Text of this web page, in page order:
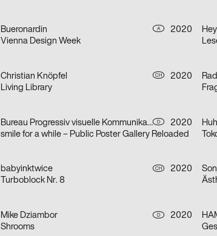
Bueronardin A
2020
Vienna Design Week
Christian Knöpfel CH
2020
Living Library
Bureau Progressiv visuelle Kommunikation D
2020
smile for a while – Public Poster Gallery Reloaded
babyinktwice CH
2020
Turboblock Nr. 8
Mike Dziambor D
2020
Shrooms